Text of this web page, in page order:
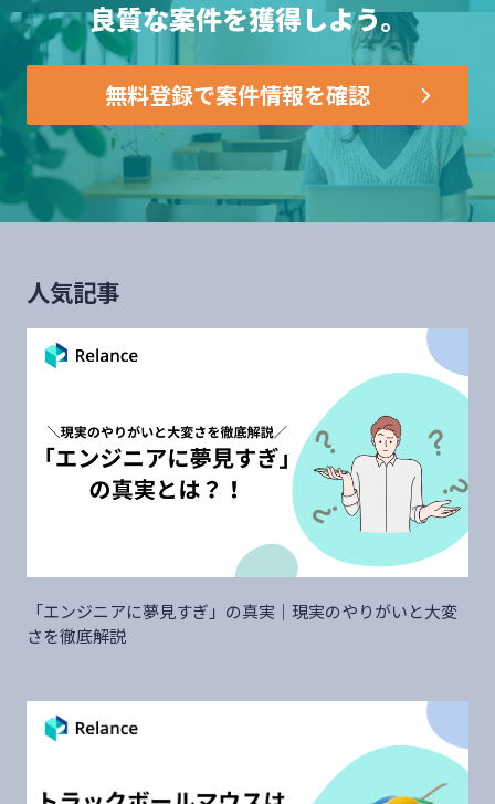
良質な案件を獲得しよう。
無料登録で案件情報を確認
人気記事
「エンジニアに夢見すぎ」の真実｜現実のやりがいと大変
さを徹底解説